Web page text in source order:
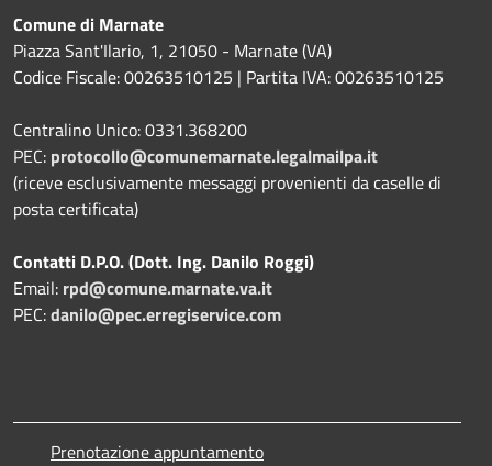
Comune di Marnate
Piazza Sant'Ilario, 1, 21050 - Marnate (VA)
Codice Fiscale: 00263510125 | Partita IVA: 00263510125
Centralino Unico: 0331.368200
PEC: protocollo@comunemarnate.legalmailpa.it
(riceve esclusivamente messaggi provenienti da caselle di
posta certificata)
Contatti D.P.O. (Dott. Ing. Danilo Roggi)
Email: rpd@comune.marnate.va.it
PEC:danilo@pec.erregiservice.com
Prenotazione appuntamento